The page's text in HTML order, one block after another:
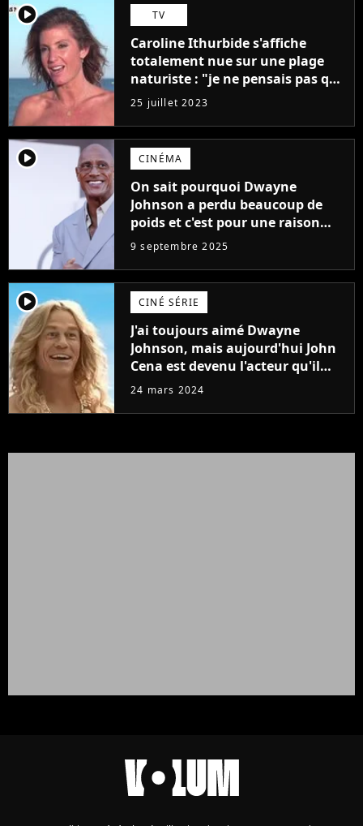
player2 TV
Caroline Ithurbide s'affiche
totalement nue sur une plage
naturiste : "je ne pensais pas que
j'arriverais à le faire..."
25 juillet 2023
player2 CINÉMA
On sait pourquoi Dwayne
Johnson a perdu beaucoup de
poids et c'est pour une raison
importante
9 septembre 2025
player2 CINÉ SÉRIE
J'ai toujours aimé Dwayne
Johnson, mais aujourd'hui John
Cena est devenu l'acteur qu'il
rêvait d'être (et Ricky Stanicky le
24 mars 2024